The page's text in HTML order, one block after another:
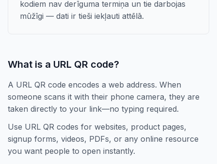
kodiem nav derīguma termiņa un tie darbojas
mūžīgi — dati ir tieši iekļauti attēlā.
What is a URL QR code?
A URL QR code encodes a web address. When
someone scans it with their phone camera, they are
taken directly to your link—no typing required.
Use URL QR codes for websites, product pages,
signup forms, videos, PDFs, or any online resource
you want people to open instantly.